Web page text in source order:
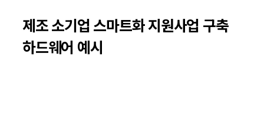
제조 소기업 스마트화 지원사업 구축
하드웨어 예시